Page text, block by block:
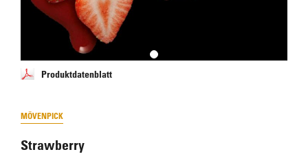
Produktdatenblatt
MÖVENPICK
Strawberry